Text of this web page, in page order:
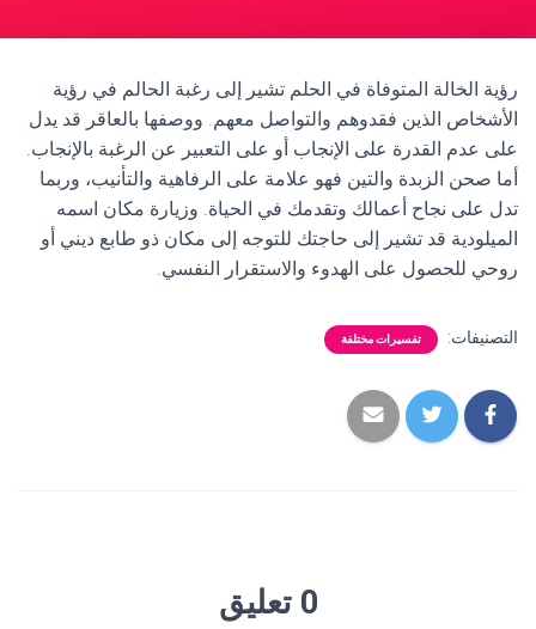
رؤية الخالة المتوفاة في الحلم تشير إلى رغبة الحالم في رؤية
الأشخاص الذين فقدوهم والتواصل معهم. ووصفها بالعاقر قد يدل
على عدم القدرة على الإنجاب أو على التعبير عن الرغبة بالإنجاب.
أما صحن الزبدة والتين فهو علامة على الرفاهية والتأنيب، وربما
تدل على نجاح أعمالك وتقدمك في الحياة. وزيارة مكان اسمه
الميلودية قد تشير إلى حاجتك للتوجه إلى مكان ذو طابع ديني أو
روحي للحصول على الهدوء والاستقرار النفسي.
التصنيفات: تفسيرات مختلفة
0 تعليق